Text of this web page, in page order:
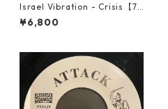
Israel Vibration - Crisis【7-
21895】
¥6,800